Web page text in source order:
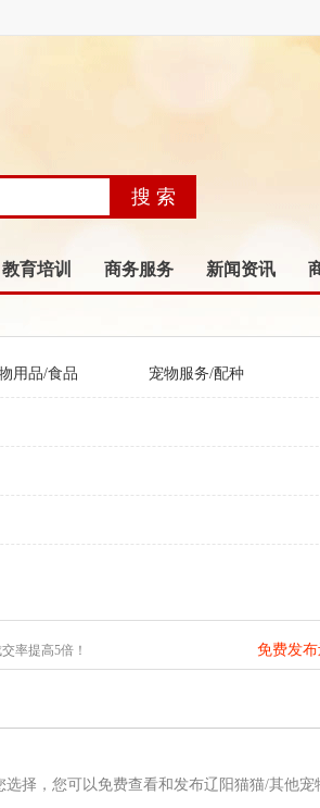
教育培训 商务服务 新闻资讯
用品/食品 宠物服务/配种
率提高5倍！ 免费发
择，您可以免费查看和发布辽阳猫猫/其他宠